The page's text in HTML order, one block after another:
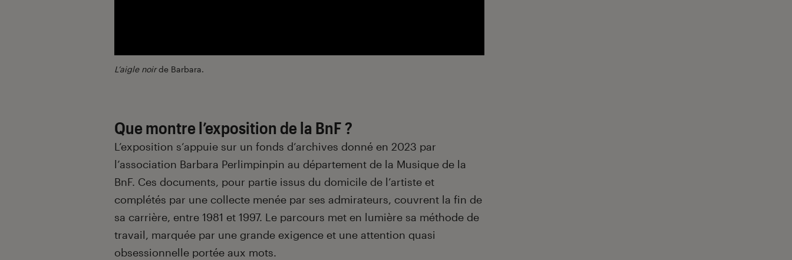
L’aigle noirde Barbara.
Que montre l’exposition de la BnF ?
L’exposition s’appuie sur un fonds d’archives donné en 2023 par
l’association Barbara Perlimpinpin au département de la Musique de la
BnF. Ces documents, pour partie issus du domicile de l’artiste et
complétés par une collecte menée par ses admirateurs, couvrent la fin de
sa carrière, entre 1981 et 1997. Le parcours met en lumière sa méthode de
travail, marquée par une grande exigence et une attention quasi
obsessionnelle portée aux mots.